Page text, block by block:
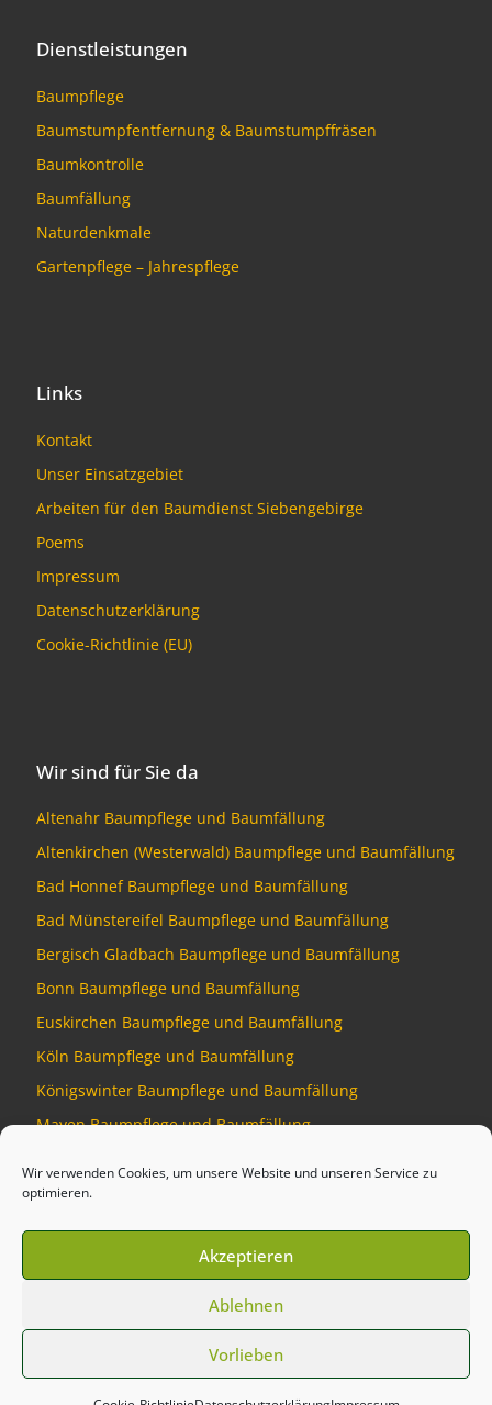
Wir verwenden Cookies, um unsere Website und unseren Service zu
optimieren.
Akzeptieren
Ablehnen
Vorlieben
Dienstleistungen
Baumpflege
Baumstumpfentfernung & Baumstumpffräsen
Baumkontrolle
Baumfällung
Naturdenkmale
Gartenpflege – Jahrespflege
Links
Kontakt
Unser Einsatzgebiet
Arbeiten für den Baumdienst Siebengebirge
Poems
Impressum
Datenschutzerklärung
Cookie-Richtlinie (EU)
Wir sind für Sie da
Altenahr Baumpflege und Baumfällung
Altenkirchen (Westerwald) Baumpflege und Baumfällung
Bad Honnef Baumpflege und Baumfällung
Bad Münstereifel Baumpflege und Baumfällung
Bergisch Gladbach Baumpflege und Baumfällung
Bonn Baumpflege und Baumfällung
Euskirchen Baumpflege und Baumfällung
Köln Baumpflege und Baumfällung
Königswinter Baumpflege und Baumfällung
Mayen Baumpflege und Baumfällung
Baumdienst Siebengebirge
Developed by Talking Pixel